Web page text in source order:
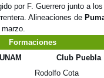
por F. Guerrero junto a
Alineaciones de
Formaciones
Club Puebla
Rodolfo Cota